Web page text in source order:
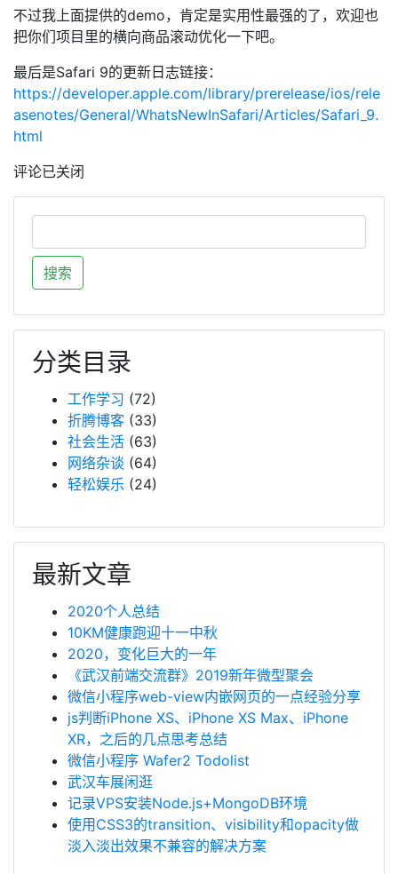
不过我上面提供的demo，肯定是实用性最强的了，欢迎也
把你们项目里的横向商品滚动优化一下吧。
最后是Safari 9的更新日志链接：
https://developer.apple.com/library/prerelease/ios/rele
asenotes/General/WhatsNewInSafari/Articles/Safari_9.
html
评论已关闭
分类目录
工作学习 (72)
折腾博客 (33)
社会生活 (63)
网络杂谈 (64)
轻松娱乐 (24)
最新文章
2020个人总结
10KM健康跑迎十一中秋
2020，变化巨大的一年
《武汉前端交流群》2019新年微型聚会
微信小程序web-view内嵌网页的一点经验分享
js判断iPhone XS、iPhone XS Max、iPhone
XR，之后的几点思考总结
微信小程序 Wafer2 Todolist
武汉车展闲逛
记录VPS安装Node.js+MongoDB环境
使用CSS3的transition、visibility和opacity做
淡入淡出效果不兼容的解决方案